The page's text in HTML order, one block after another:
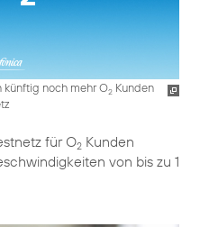
künftig noch mehr O2Kunden
für O2 Kunden
von bis zu 1